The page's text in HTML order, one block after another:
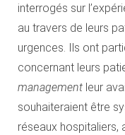
interrogés sur
au travers de leurs
urgences. Ils ont
concernant leurs
management leur
souhaiteraient être
réseaux hospitaliers,